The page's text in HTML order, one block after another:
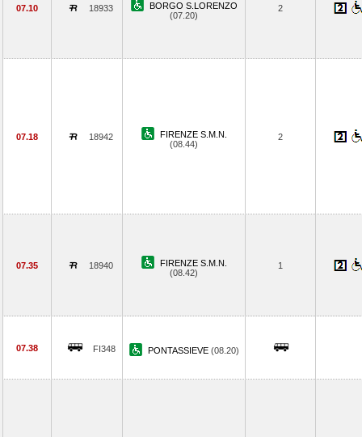
07.10 18933
BORGO S.LORENZO
(07.20)
2
07.18 18942
FIRENZE S.M.N.
(08.44)
2
07.35 18940
FIRENZE S.M.N.
(08.42)
1
07.38 FI348 PONTASSIEVE (08.20)